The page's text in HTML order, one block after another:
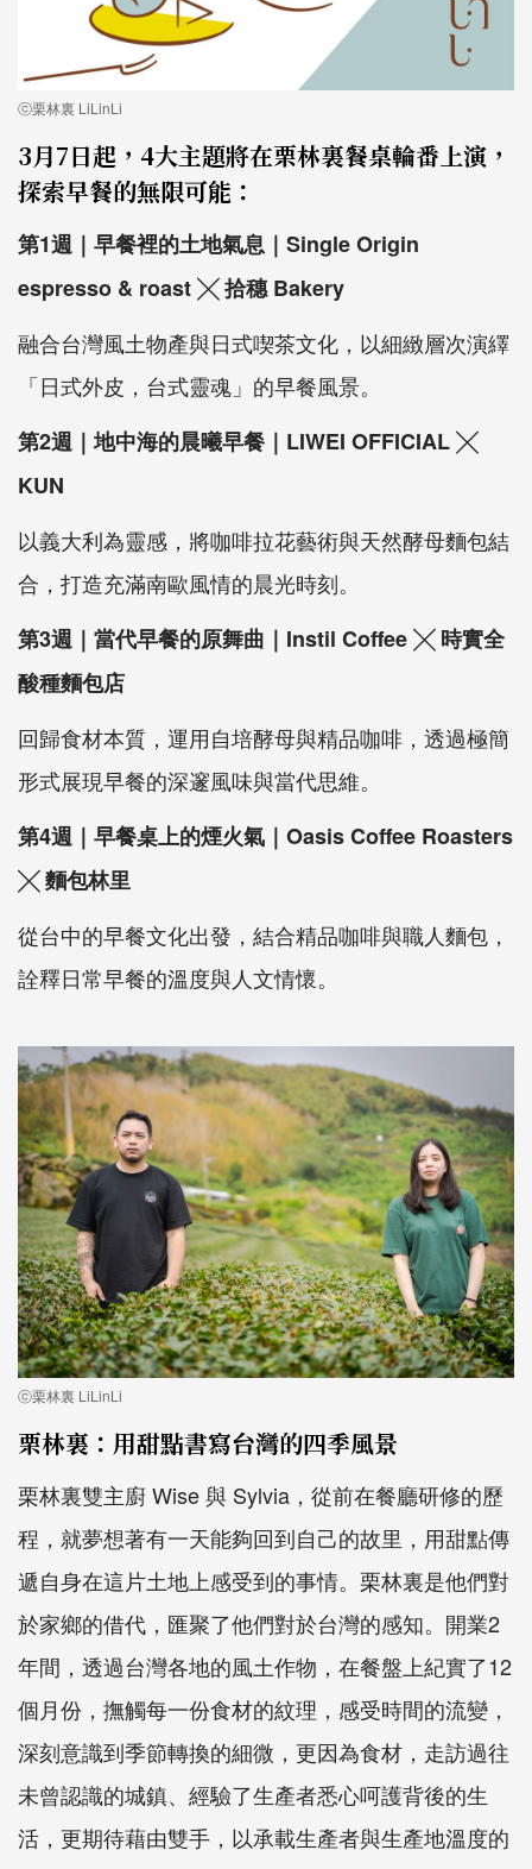
ⓒ栗林裏 LiLinLi
3月7日起，4大主題將在栗林裏餐桌輪番上演，
探索早餐的無限可能：
第1週｜早餐裡的土地氣息｜Single Origin
espresso & roast ╳ 拾穗 Bakery
融合台灣風土物產與日式喫茶文化，以細緻層次演繹
「日式外皮，台式靈魂」的早餐風景。
第2週｜地中海的晨曦早餐｜LIWEI OFFICIAL ╳
KUN
以義大利為靈感，將咖啡拉花藝術與天然酵母麵包結
合，打造充滿南歐風情的晨光時刻。
第3週｜當代早餐的原舞曲｜Instil Coffee ╳ 時實全
酸種麵包店
回歸食材本質，運用自培酵母與精品咖啡，透過極簡
形式展現早餐的深邃風味與當代思維。
第4週｜早餐桌上的煙火氣｜Oasis Coffee Roasters
╳ 麵包林里
從台中的早餐文化出發，結合精品咖啡與職人麵包，
詮釋日常早餐的溫度與人文情懷。
ⓒ栗林裏 LiLinLi
栗林裏：用甜點書寫台灣的四季風景
栗林裏雙主廚 Wise 與 Sylvia，從前在餐廳研修的歷
程，就夢想著有一天能夠回到自己的故里，用甜點傳
遞自身在這片土地上感受到的事情。栗林裏是他們對
於家鄉的借代，匯聚了他們對於台灣的感知。開業2
年間，透過台灣各地的風土作物，在餐盤上紀實了12
個月份，撫觸每一份食材的紋理，感受時間的流變，
深刻意識到季節轉換的細微，更因為食材，走訪過往
未曾認識的城鎮、經驗了生產者悉心呵護背後的生
活，更期待藉由雙手，以承載生產者與生產地溫度的